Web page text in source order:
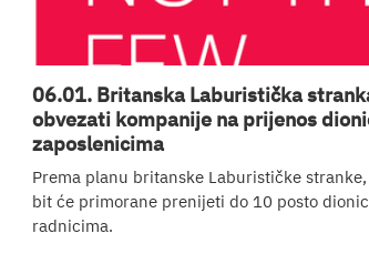
06.01. Britanska Laburistička
obvezati kompanije na prijenos
zaposlenicima
Prema planu britanske Laburističke
bit će primorane prenijeti do 10 posto
radnicima.